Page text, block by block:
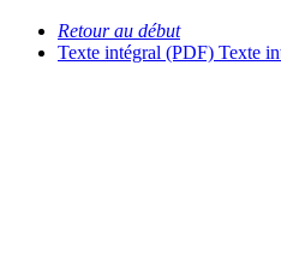
Retour au début
Texte intégral (PDF) Texte